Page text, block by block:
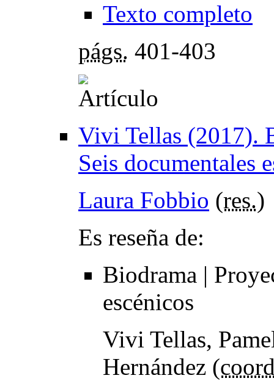
Texto completo
págs. 401-403
Vivi Tellas (2017).
Seis documentales
Laura Fobbio (res.)
Es reseña de:
Biodrama |
escénicos
Vivi Tellas,
Hernández (